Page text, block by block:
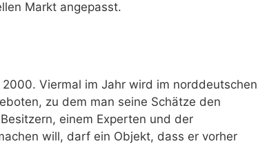
Markt angepasst.
Viermal im Jahr wird im norddeutschen
zu dem man seine Schätze den
einem Experten und der
will, darf ein Objekt, dass er vorher